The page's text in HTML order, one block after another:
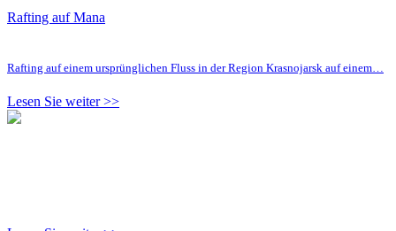
Rafting auf Mana
Rafting auf einem ursprünglichen Fluss in der Region Krasnojarsk auf einem…
Lesen Sie weiter >>